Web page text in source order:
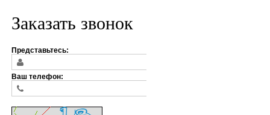
Заказать звонок
Представьтесь:
Ваш телефон: